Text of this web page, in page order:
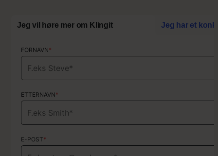
Jeg vil høre mer om Klingit Jeg har et
FORNAVN*
ETTERNAVN*
E-POST*
FORNAVN*
ETTERNAVN*
E-POST*